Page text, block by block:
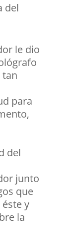
del
le dio
para
del
junto
que
y
la